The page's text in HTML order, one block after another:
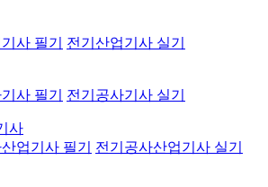
사 필기
전기산업기사 실기
사 필기
전기공사기사 실기
사
업기사 필기
전기공사산업기사 실기